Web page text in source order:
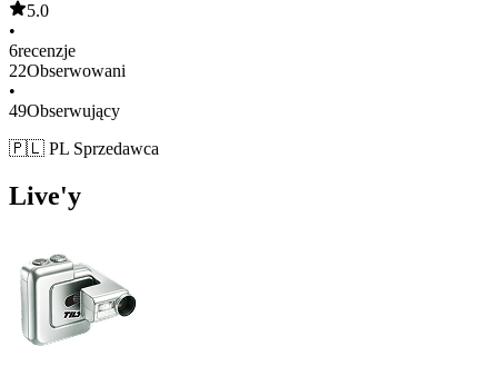
5.0
•
6recenzje
22Obserwowani
•
49Obserwujący
🇵🇱 PL Sprzedawca
Live'y